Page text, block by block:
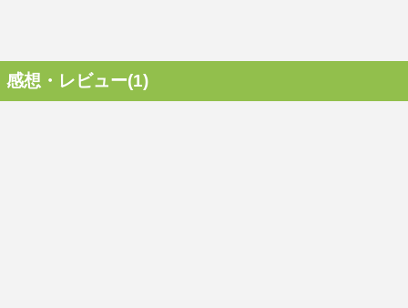
感想・レビュー(1)